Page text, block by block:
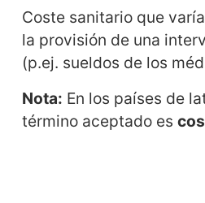
Coste sanitario que
la provisión de una
(p.ej. sueldos de los
Nota: En los países de
término aceptado es